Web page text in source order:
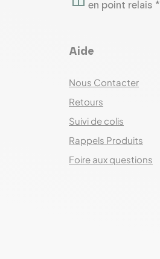
en point relais *
Aide
Nous Contacter
Retours
Suivi de colis
Rappels Produits
Foire aux questions